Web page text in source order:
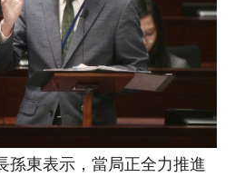
孫東表示，當局正全力推進